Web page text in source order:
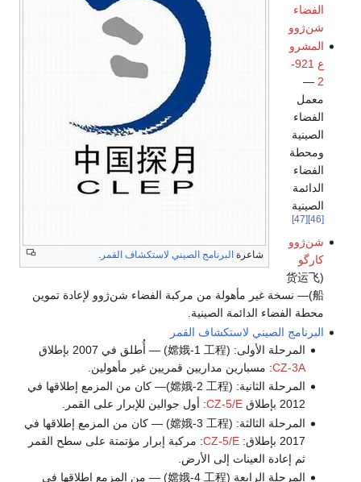
شاعرة البرنامج الصيني لاستكشاف القمر
الفضاء
شن‌ژوو
المشرو
ع 921-
2
—
معمل
الفضاء
الصينية
ومحطة
الفضاء
الدائمة
الصينية
[46]
[47]
شن‌ژوو
كارگو
(货运飞
船)— نسخة غير مأهولة من مركبة الفضاء شن‌ژوو لإعادة تموين
محطة الفضاء الدائمة الصينية.
البرنامج الصيني لاستكشاف القمر
المرحلة الأولى: (嫦娥-1 工程) — أُطلق في 2007 بإطلاق
CZ-3A: مسبارين مداريين قمريين غير مأهولين.
المرحلة الثانية: (嫦娥-2 工程)— كان من المزمع إطلاقها في
2012 بإطلاق
CZ-5/E: أول جوالين للإبرار على القمر.
المرحلة الثالثة: (嫦娥-3 工程) — كان من المزمع إطلاقها في
2017 بإطلاق:
CZ-5/E: مركبة إبرار مؤتمتة على سطح القمر
ثم إعادة العينات إلى الأرض.
المرحلة الرابعة (嫦娥-4 工程) — من المزمع إطلاقها في